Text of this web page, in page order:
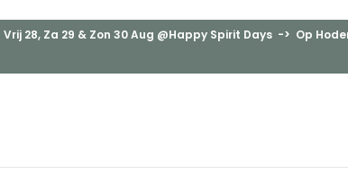
28, Za 29 & Zon 30 Aug @Happy Spirit Days -> Op